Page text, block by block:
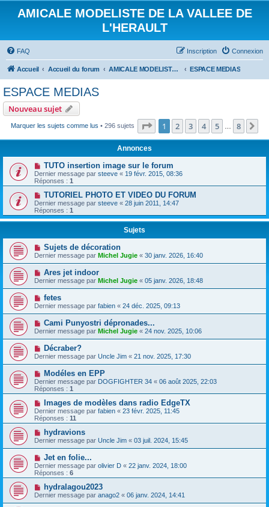
AMICALE MODELISTE DE LA VALLEE DE
L'HERAULT
FAQ Connexion
Inscription
Accueil Accueil du forum AMICALE MODELISTE DE LA VALLEE DE L'HERAULT ESPACE MEDIAS
ESPACE MEDIAS
Nouveau sujet
Marquer les sujets comme lus • 296 sujets Page 1sur8
1 2 3 4 5 8
Annonces
TUTO insertion image sur le forum
Dernier message par steeve « 19 févr. 2015, 08:36
Réponses : 1
TUTORIEL PHOTO ET VIDEO DU FORUM
Dernier message par steeve « 28 juin 2011, 14:47
Réponses : 1
Sujets
Sujets de décoration
Dernier message par Michel Jugie « 30 janv. 2026, 16:40
Ares jet indoor
Dernier message par Michel Jugie « 05 janv. 2026, 18:48
fetes
Dernier message par fabien « 24 déc. 2025, 09:13
Cami Punyostri dépronades...
Dernier message par Michel Jugie « 24 nov. 2025, 10:06
Décraber?
Dernier message par Uncle Jim « 21 nov. 2025, 17:30
Modéles en EPP
Dernier message par DOGFIGHTER 34 « 06 août 2025, 22:03
Réponses : 1
Images de modèles dans radio EdgeTX
Dernier message par fabien « 23 févr. 2025, 11:45
Réponses : 11
hydravions
Dernier message par Uncle Jim « 03 juil. 2024, 15:45
Jet en folie...
Dernier message par olivier D « 22 janv. 2024, 18:00
Réponses : 6
hydralagou2023
Dernier message par anago2 « 06 janv. 2024, 14:41